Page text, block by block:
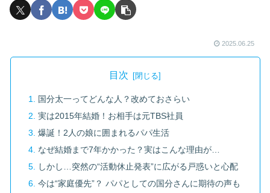
2025.06.25
目次
国分太一ってどんな人？改めておさらい
実は2015年結婚！お相手は元TBS社員
爆誕！2人の娘に囲まれるパパ生活
なぜ結婚まで7年かかった？実はこんな理由が…
しかし…突然の“活動休止発表”に広がる戸惑いと心配
今は“家庭優先”？ パパとしての国分さんに期待の声も